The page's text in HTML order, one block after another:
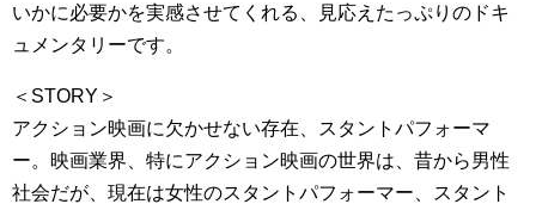
いかに必要かを実感させてくれる、見応えたっぷりのドキ
ュメンタリーです。
＜STORY＞
アクション映画に欠かせない存在、スタントパフォーマ
ー。映画業界、特にアクション映画の世界は、昔から男性
社会だが、現在は女性のスタントパフォーマー、スタント